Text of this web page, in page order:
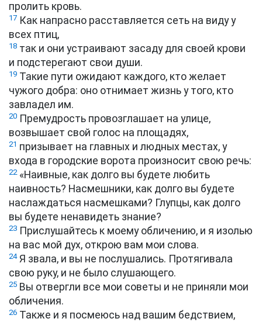
пролить кровь.
17 Как напрасно расставляется сеть на виду у
всех птиц,
18 так и они устраивают засаду для своей крови
и подстерегают свои души.
19 Такие пути ожидают каждого, кто желает
чужого добра: оно отнимает жизнь у того, кто
завладел им.
20 Премудрость провозглашает на улице,
возвышает свой голос на площадях,
21 призывает на главных и людных местах, у
входа в городские ворота произносит свою речь:
22«Наивные, как долго вы будете любить
наивность? Насмешники, как долго вы будете
наслаждаться насмешками? Глупцы, как долго
вы будете ненавидеть знание?
23 Прислушайтесь к моему обличению, и я изолью
на вас мой дух, открою вам мои слова.
24Я звала, и вы не послушались. Протягивала
свою руку, и не было слушающего.
25 Вы отвергли все мои советы и не приняли мои
обличения.
26 Также и я посмеюсь над вашим бедствием,